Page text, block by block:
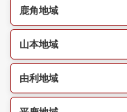
鹿角地域
山本地域
由利地域